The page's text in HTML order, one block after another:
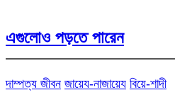
এগুলোও পড়তে পারেন
দাম্পত্য জীবন জায়েয-নাজায়েয বিয়ে-শাদী